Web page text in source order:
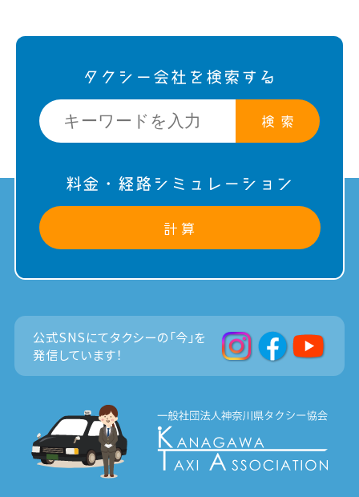
タクシー会社を検索する
検 索
料金・経路シミュレーション
計 算
公式SNSにてタクシーの「今」を
発信しています！